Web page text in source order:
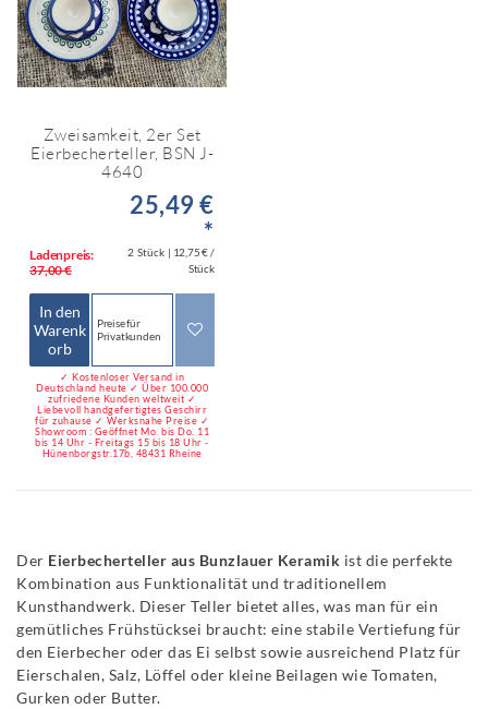
Zweisamkeit, 2er Set
Eierbecherteller, BSN J-
4640
Ladenpreis:
37,00 €
25,49 €
*
2 Stück | 12,75 € /
Stück
In den
Warenk
orb
Preise für
Privatkunden
✓ Kostenloser Versand in
Deutschland heute ✓ Über 100.000
zufriedene Kunden weltweit ✓
Liebevoll handgefertigtes Geschirr
für zuhause ✓ Werksnahe Preise ✓
Showroom : Geöffnet Mo. bis Do. 11
bis 14 Uhr - Freitags 15 bis 18 Uhr -
Hünenborgstr.17b, 48431 Rheine
Der Eierbecherteller aus Bunzlauer Keramik ist die perfekte
Kombination aus Funktionalität und traditionellem
Kunsthandwerk. Dieser Teller bietet alles, was man für ein
gemütliches Frühstücksei braucht: eine stabile Vertiefung für
den Eierbecher oder das Ei selbst sowie ausreichend Platz für
Eierschalen, Salz, Löffel oder kleine Beilagen wie Tomaten,
Gurken oder Butter.